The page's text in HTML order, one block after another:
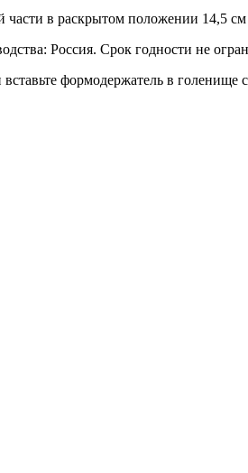
в раскрытом положении 14,5
Россия. Срок годности не
формодержатель в